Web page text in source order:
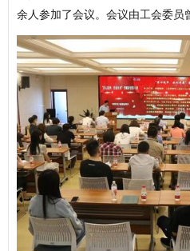
余人参加了会议。会议由工会委员